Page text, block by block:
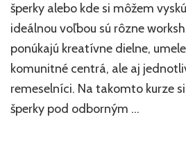
šperky
a
vyskúšať
remeslá?
(Workshopy
&
kurzy)
šperky alebo kde si môžem
ideálnou voľbou sú rôzne
ponúkajú kreatívne dielne,
komunitné centrá, ale aj
remeselníci. Na takomto kurze
šperky pod odborným …